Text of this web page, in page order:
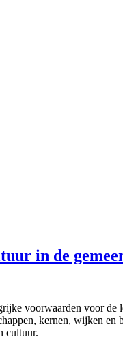
in de
voorwaarden voor
kernen, wijken
cultuur.